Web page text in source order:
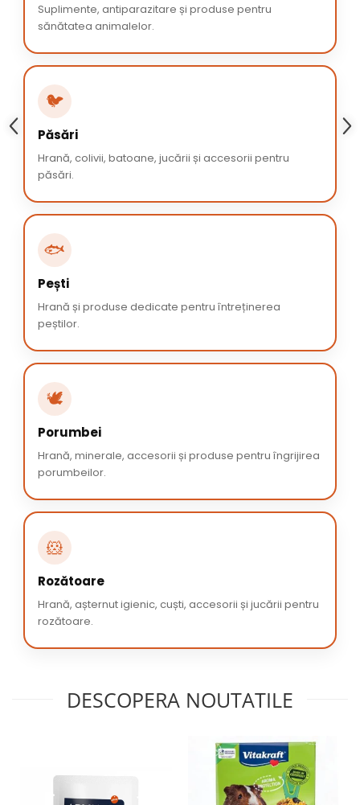
Suplimente, antiparazitare și produse pentru
sănătatea animalelor.
🐦
Păsări
Hrană, colivii, batoane, jucării și accesorii pentru
păsări.
🐟
Pești
Hrană și produse dedicate pentru întreținerea
peștilor.
🕊️
Porumbei
Hrană, minerale, accesorii și produse pentru îngrijirea
porumbeilor.
🐹
Rozătoare
Hrană, așternut igienic, cuști, accesorii și jucării pentru
rozătoare.
DESCOPERA NOUTATILE